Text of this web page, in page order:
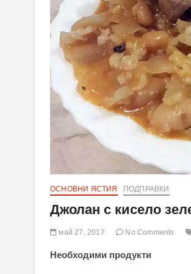
ОСНОВНИ ЯСТИЯ ПОДПРАВКИ
Джолан с кисело
май 27, 2017 No Comments
Необходими продукти